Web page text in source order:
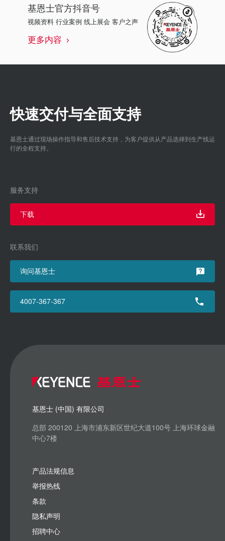
基恩士官方抖音号
视频资料 行业案例 线上展会 客户之声
更多内容
快速交付与全面支持
基恩士通过现场操作指导和售后技术支持，为客户提供从产品选择到生产线运
行的全程支持。
服务支持
下载
联系我们
询问基恩士
4007-367-367
基恩士 (中国) 有限公司
总部 200120 上海市浦东新区世纪大道100号 上海环球金融
中心7楼
产品法规信息
举报热线
条款
隐私声明
招聘中心